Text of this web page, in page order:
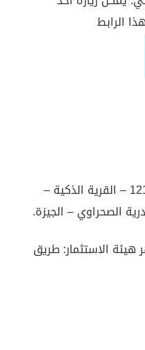
الرابط
زيارة مقر الهيئة: مبنى رقم 121 – القرية الذكية –
هيئة الاستثمار: طريق